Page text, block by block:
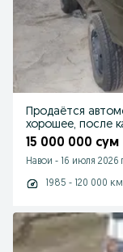
Продаётся
хорошее, после
15 000 000 сум
Навои - 16 июля 2026
1985 - 120 000 км